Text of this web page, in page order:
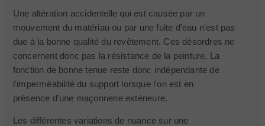
Une altération accidentelle qui est causée par un
mouvement du matériau ou par une fuite d'eau n'est pas
due à la bonne qualité du revêtement. Ces désordres ne
concernent donc pas la résistance de la peinture. La
fonction de bonne tenue reste donc indépendante de
l'imperméabilité du support lorsque l'on est en
présence d'une maçonnerie extérieure.
Les différentes variations de nuance sur une